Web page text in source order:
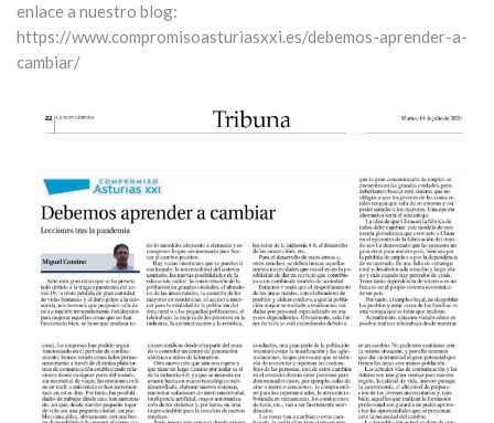
enlace a nuestro blog:
https://www.compromisoasturiasxxi.es/debemos-aprender-a-
cambiar/